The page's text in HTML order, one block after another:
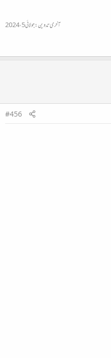
آخری تدوین:جولائی 5، 2024
#456